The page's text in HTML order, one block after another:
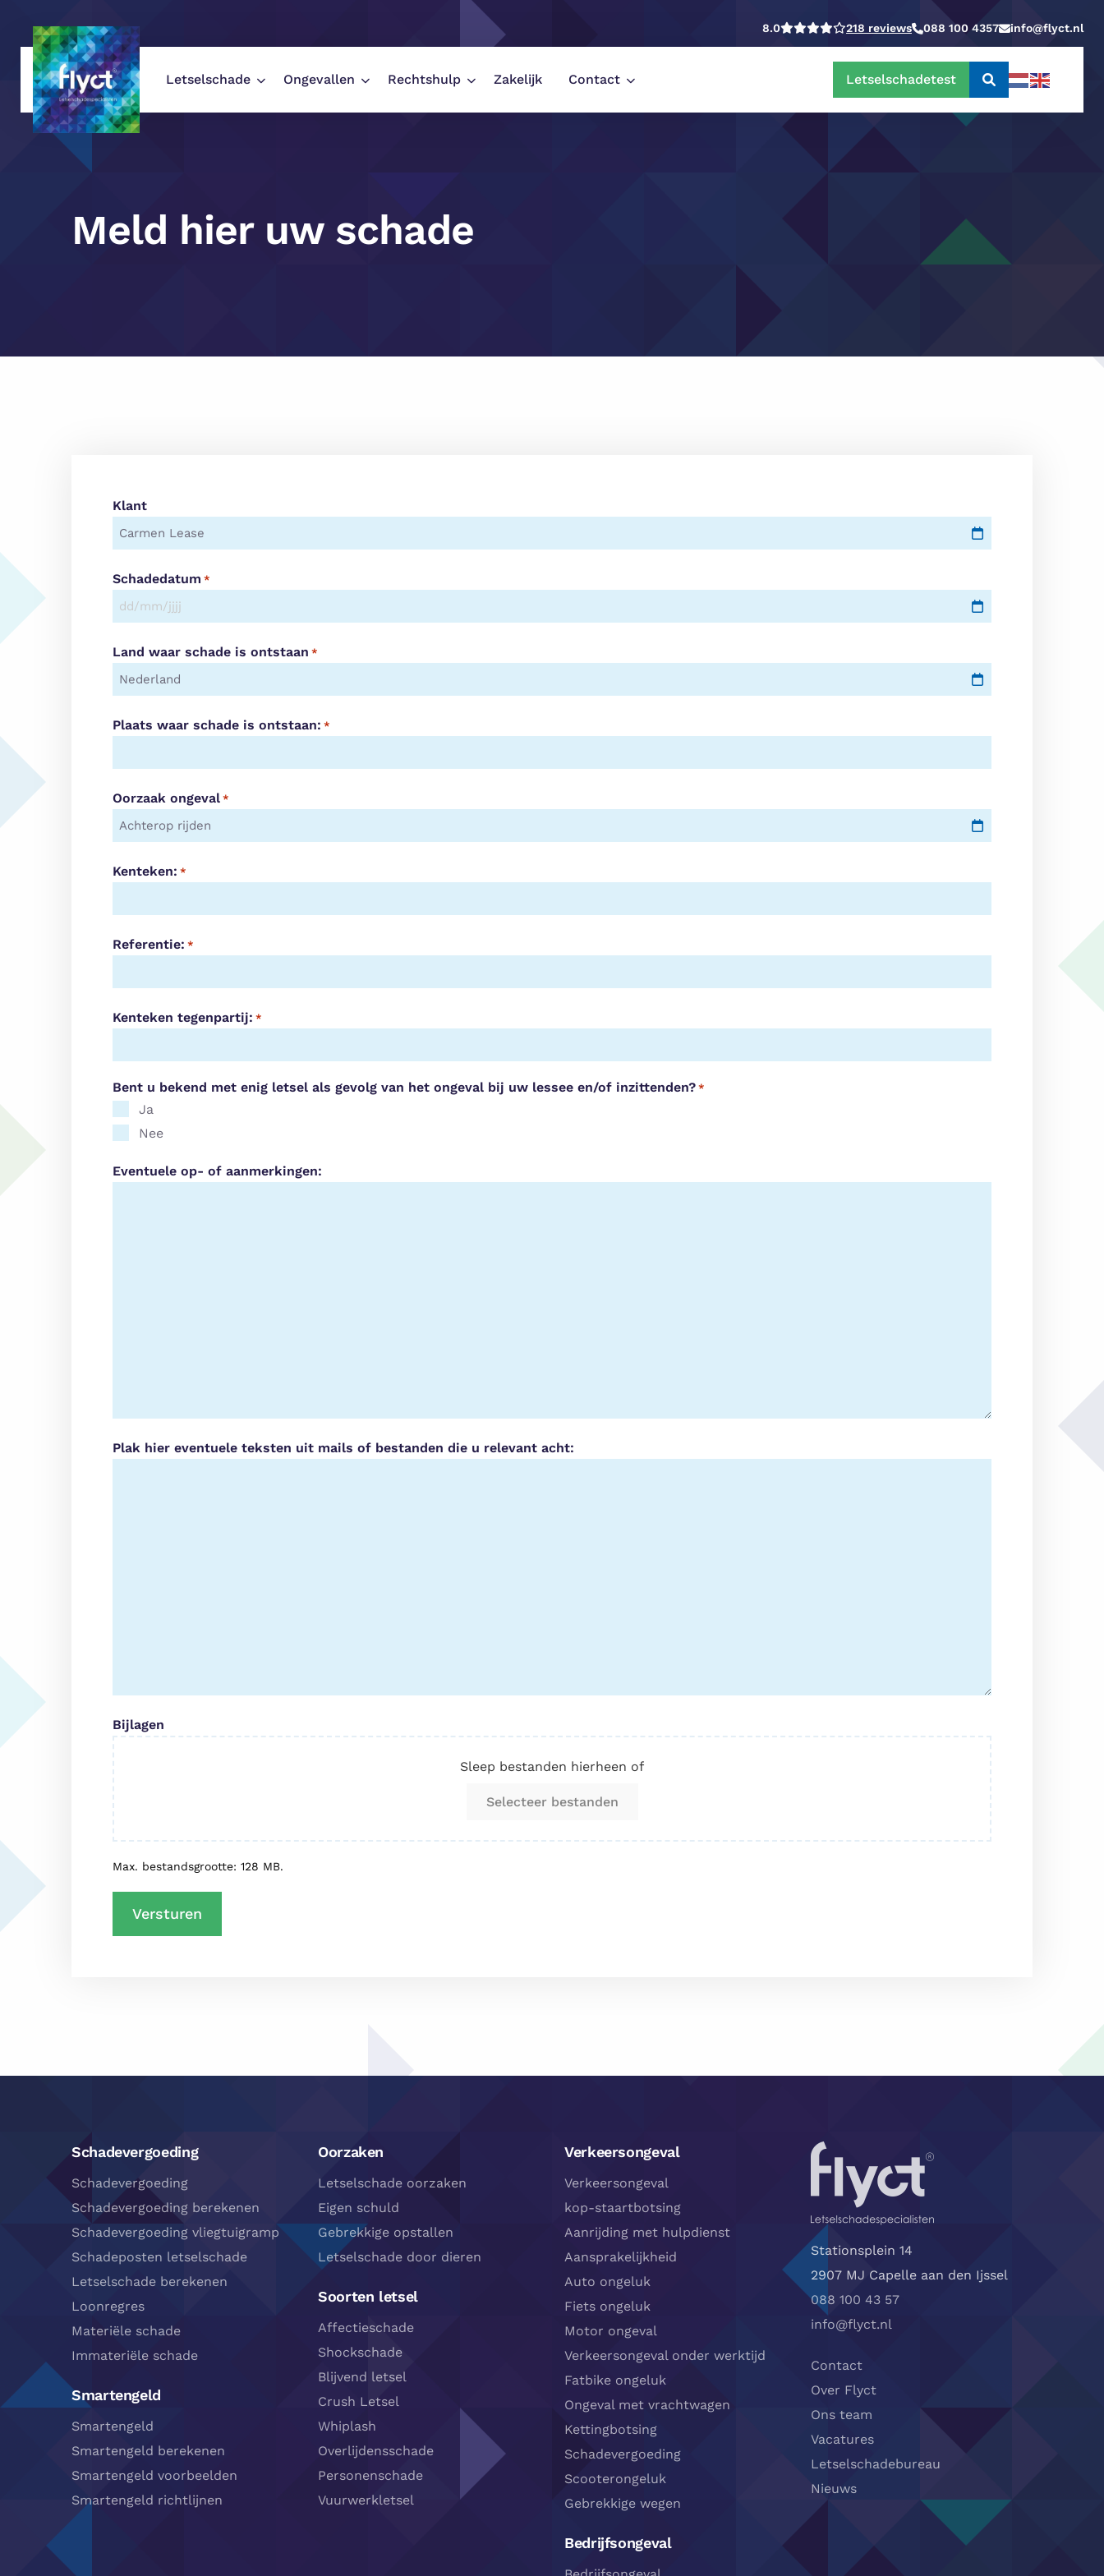
8.0 218 reviews 088 100 4357 info@flyct.nl
Letselschade Ongevallen Rechtshulp Zakelijk Contact Letselschadetest
Doorzoek
Meld hier uw schade
Klant
Schadedatum *
DD
MM
slash
JJJJ
Land waar schade is ontstaan *
Plaats waar schade is ontstaan: *
Oorzaak ongeval *
Kenteken: *
Referentie: *
Kenteken tegenpartij: *
Bent u bekend met enig letsel als gevolg van het ongeval bij uw lessee en/of inzittenden? *
Ja
Nee
Eventuele op- of aanmerkingen:
Plak hier eventuele teksten uit mails of bestanden die u relevant acht:
Bijlagen
Sleep bestanden hierheen of
Selecteer bestanden
Max. bestandsgrootte: 128 MB.
Schadevergoeding
Schadevergoeding
Schadevergoeding berekenen
Schadevergoeding vliegtuigramp
Schadeposten letselschade
Letselschade berekenen
Loonregres
Materiële schade
Immateriële schade
Smartengeld
Smartengeld
Smartengeld berekenen
Smartengeld voorbeelden
Smartengeld richtlijnen
Oorzaken
Letselschade oorzaken
Eigen schuld
Gebrekkige opstallen
Letselschade door dieren
Soorten letsel
Affectieschade
Shockschade
Blijvend letsel
Crush Letsel
Whiplash
Overlijdensschade
Personenschade
Vuurwerkletsel
Verkeersongeval
Verkeersongeval
kop-staartbotsing
Aanrijding met hulpdienst
Aansprakelijkheid
Auto ongeluk
Fiets ongeluk
Motor ongeval
Verkeersongeval onder werktijd
Fatbike ongeluk
Ongeval met vrachtwagen
Kettingbotsing
Schadevergoeding
Scooterongeluk
Gebrekkige wegen
Bedrijfsongeval
Stationsplein 14
2907 MJ Capelle aan den Ijssel
088 100 43 57
info@flyct.nl
Contact
Over Flyct
Ons team
Vacatures
Letselschadebureau
Nieuws